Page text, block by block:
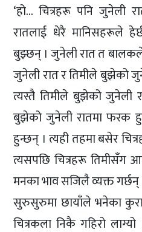
‘हो… चित्रहरू पनि जुनेली
रातलाई धेरै मानिसहरूले
बुझ्छन् । जुनेली रात त
जुनेली रात र तिमीले बुझेको
त्यस्तै तिमीले बुझेको जुनेली
बुझेको जुनेली रातमा फरक
हुन्छन् । त्यही तहमा बसेर
त्यसपछि चित्रहरू
मनका भाव सजिलै व्यक्त गर्छन्
सुरुसुरुमा छायाँले भनेका
चित्रकला निकै गहिरो